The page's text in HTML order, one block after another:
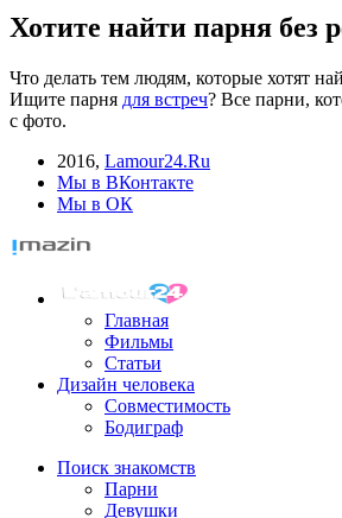
Хотите найти парня без
Что делать тем людям, которые хотят
Ищите парня для встреч? Все парни,
с фото.
2016, Lamour24.Ru
Мы в ВКонтакте
Мы в ОК
Главная
Фильмы
Статьи
Дизайн человека
Совместимость
Бодиграф
Поиск знакомств
Парни
Девушки